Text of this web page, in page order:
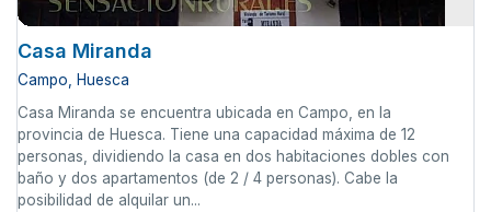
Casa Miranda
Campo, Huesca
Casa Miranda se encuentra ubicada en Campo, en la
provincia de Huesca. Tiene una capacidad máxima de 12
personas, dividiendo la casa en dos habitaciones dobles con
baño y dos apartamentos (de 2 / 4 personas). Cabe la
posibilidad de alquilar un...